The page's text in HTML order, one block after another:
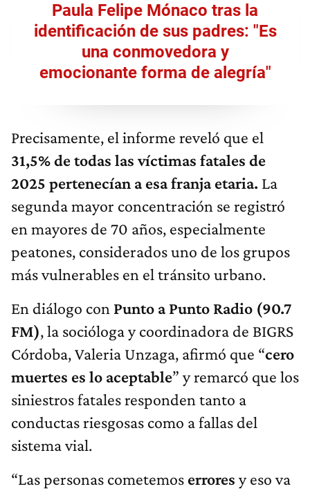
Paula Felipe Mónaco tras la
identificación de sus padres: "Es
una conmovedora y
emocionante forma de alegría"
Precisamente, el informe reveló que el
31,5% de todas las víctimas fatales de
2025 pertenecían a esa franja etaria. La
segunda mayor concentración se registró
en mayores de 70 años, especialmente
peatones, considerados uno de los grupos
más vulnerables en el tránsito urbano.
En diálogo con Punto a Punto Radio (90.7
FM), la socióloga y coordinadora de BIGRS
Córdoba, Valeria Unzaga, afirmó que “cero
muertes es lo aceptable” y remarcó que los
siniestros fatales responden tanto a
conductas riesgosas como a fallas del
sistema vial.
“Las personas cometemos errores y eso va